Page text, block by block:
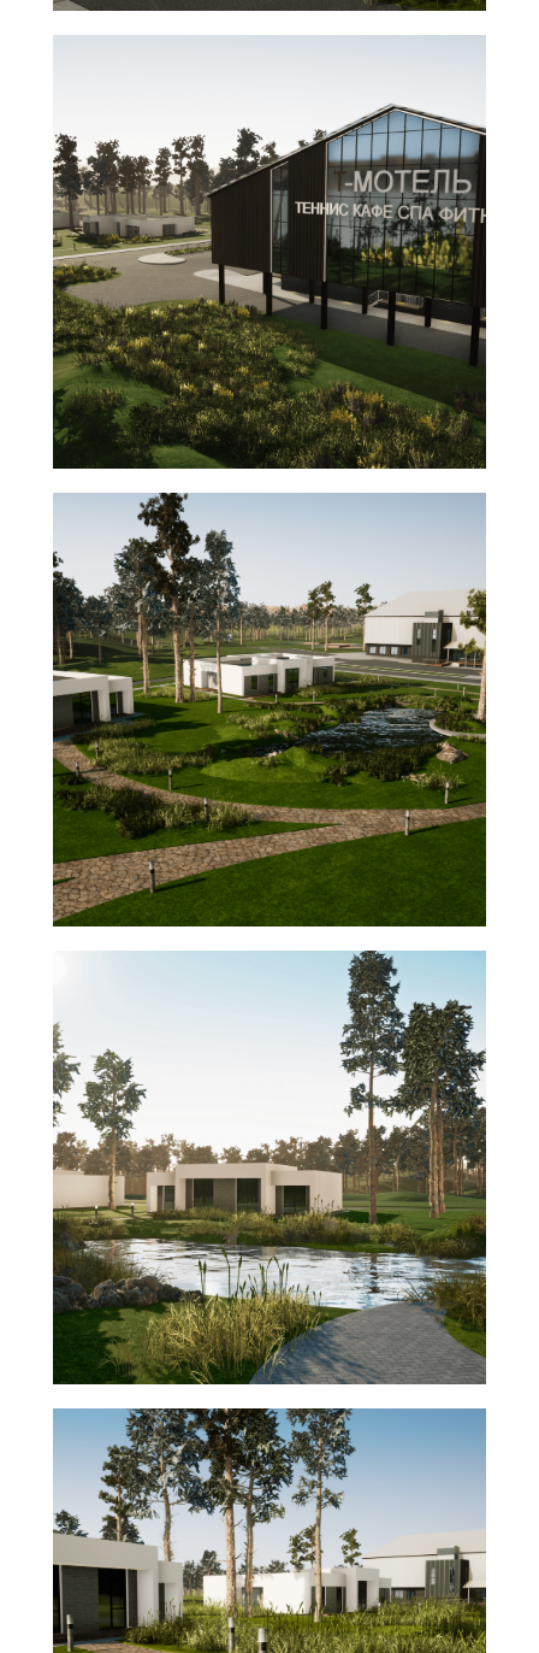
ПОМОЖЕМ ВОПЛОТИТЬ
ВАШИ ИДЕИ В ЖИЗНЬ
Свяжитесь с нами и мы обсудим Ваш
проект!
Ваш телефон:
Email:
Даю согласие на обработку персональных
данных